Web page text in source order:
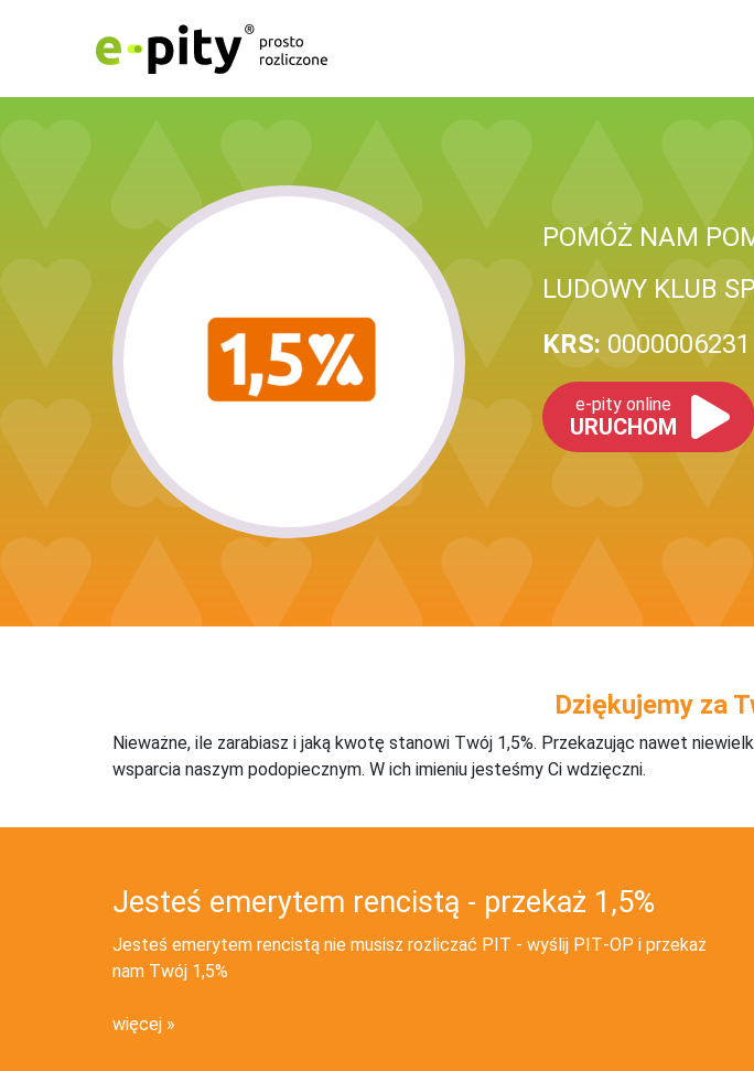
POMÓŻ NAM
LUDOWY KLUB
KRS: 0000006231
e-pity online
URUCHOM
Dziękujemy za
Nieważne, ile zarabiasz i jaką kwotę stanowi Twój 1,5%. Przekazując nawet
wsparcia naszym podopiecznym. W ich imieniu jesteśmy Ci wdzięczni.
Jesteś emerytem rencistą - przekaż 1,5%
Jesteś emerytem rencistą nie musisz rozliczać PIT - wyślij PIT‑OP i przekaż
nam Twój 1,5%
więcej